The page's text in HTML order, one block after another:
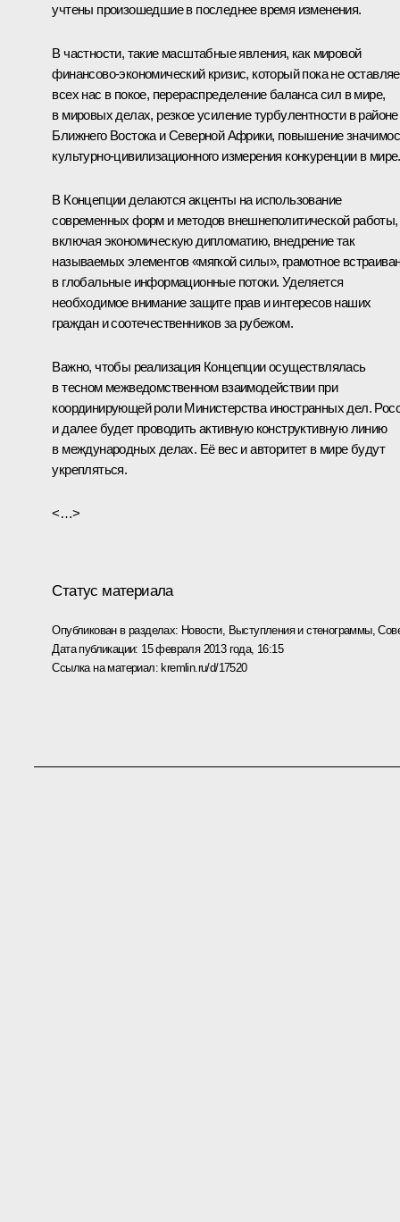
учтены произошедшие в последнее время изменения.
В частности, такие масштабные явления, как мировой
финансово-экономический кризис, который пока не
всех нас в покое, перераспределение баланса сил в мире,
в мировых делах, резкое усиление турбулентности в районе
Ближнего Востока и Северной Африки, повышение
культурно-цивилизационного измерения конкуренции в мире.
В Концепции делаются акценты на использование
современных форм и методов внешнеполитической работы,
включая экономическую дипломатию, внедрение так
называемых элементов «мягкой силы», грамотное
в глобальные информационные потоки. Уделяется
необходимое внимание защите прав и интересов наших
граждан и соотечественников за рубежом.
Важно, чтобы реализация Концепции осуществлялась
в тесном межведомственном взаимодействии при
координирующей роли Министерства иностранных дел.
и далее будет проводить активную конструктивную линию
в международных делах. Её вес и авторитет в мире будут
укрепляться.
<…>
Статус материала
Опубликован в разделах: Новости, Выступления и стенограммы,
Дата публикации: 15 февраля 2013 года, 16:15
Ссылка на материал: kremlin.ru/d/17520